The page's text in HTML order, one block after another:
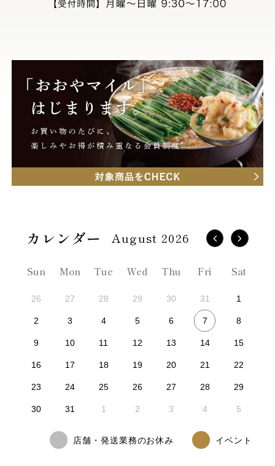
August 2026
Sun Mon Tue Wed Thu Fri Sat
26 27 28 29 30 31 1
2 3 4 5 6 7 8
9 10 11 12 13 14 15
16 17 18 19 20 21 22
23 24 25 26 27 28 29
30 31 1 2 3 4 5
店舗・発送業務のお休み イベント